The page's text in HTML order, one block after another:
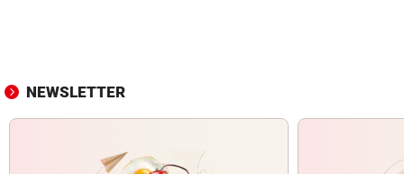
NEWSLETTER